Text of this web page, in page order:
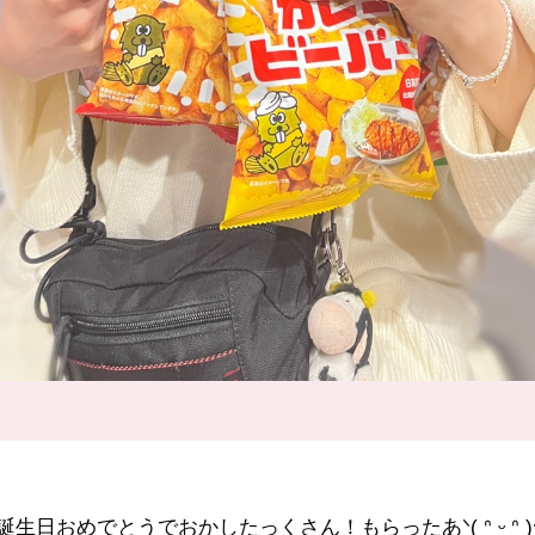
生日おめでとうでおかしたっくさん！もらったあᐠ( ᐢ ᵕ ᐢ